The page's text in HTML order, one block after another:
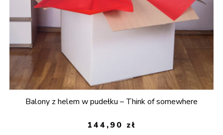
Balony z helem w pudełku – Think of somewhere
144,90 zł